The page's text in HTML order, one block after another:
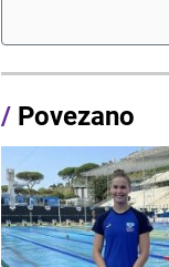
/ Povezano